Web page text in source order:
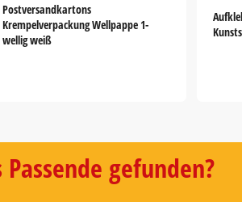
Postversandkartons
Krempelverpackung Wellpappe 1-
wellig weiß
gefunden?